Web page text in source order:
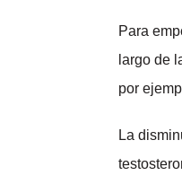
Para
largo de
por
La